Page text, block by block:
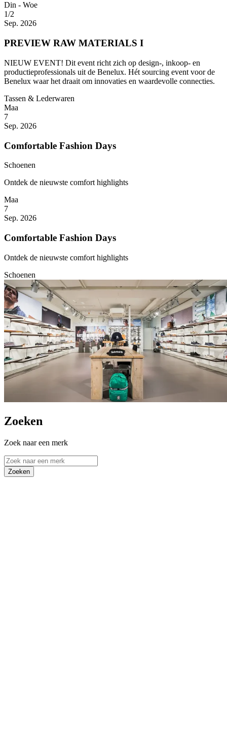
Din - Woe
1/2
Sep. 2026
PREVIEW RAW MATERIALS I
NIEUW EVENT! Dit event richt zich op design-, inkoop- en
productieprofessionals uit de Benelux. Hét sourcing event voor de
Benelux waar het draait om innovaties en waardevolle connecties.
Tassen & Lederwaren
Maa
7
Sep. 2026
Comfortable Fashion Days
Schoenen
Ontdek de nieuwste comfort highlights
Maa
7
Sep. 2026
Comfortable Fashion Days
Ontdek de nieuwste comfort highlights
Schoenen
Zoeken
Zoek naar een merk
Zoeken